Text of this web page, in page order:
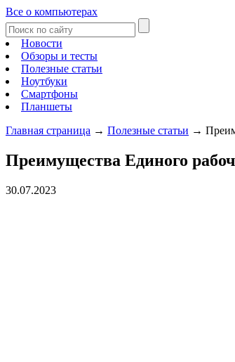
Все о компьютерах
Новости
Обзоры и тесты
Полезные статьи
Ноутбуки
Смартфоны
Планшеты
Главная страница → Полезные статьи →
Преимущества Единого
30.07.2023